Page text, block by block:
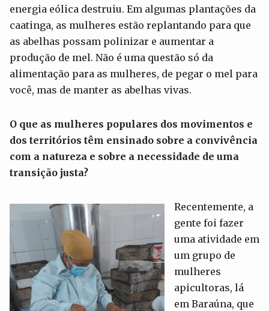
energia eólica destruiu. Em algumas plantações da
caatinga, as mulheres estão replantando para que
as abelhas possam polinizar e aumentar a
produção de mel. Não é uma questão só da
alimentação para as mulheres, de pegar o mel para
você, mas de manter as abelhas vivas.
O que as mulheres populares dos movimentos e
dos territórios têm ensinado sobre a convivência
com a natureza e sobre a necessidade de uma
transição justa?
Recentemente, a
gente foi fazer
uma atividade em
um grupo de
mulheres
apicultoras, lá
em Baraúna, que